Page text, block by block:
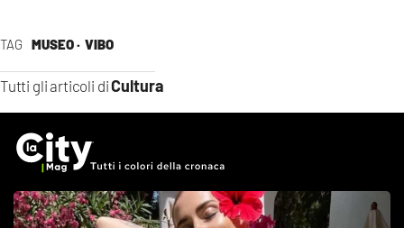
TAG MUSEO · VIBO
Tutti gli articoli diCultura